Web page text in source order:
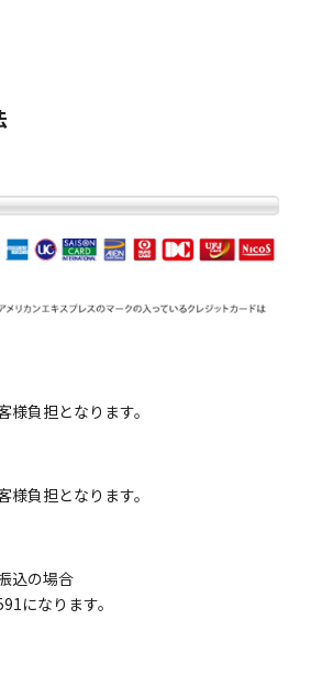
負担となります。
負担となります。
込の場合
になります。